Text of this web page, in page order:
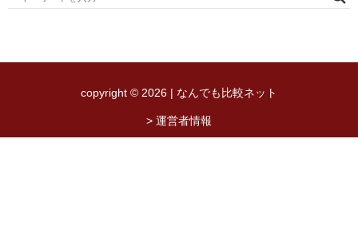
copyright © 2026 | なんでも比較ネット
> 運営者情報